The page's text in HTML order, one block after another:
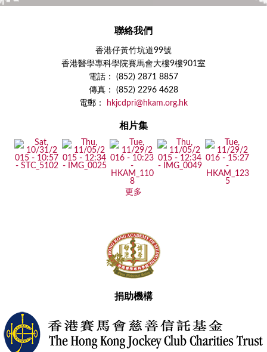
聯絡我們
香港仔黃竹坑道99號
香港醫學專科學院賽馬會大樓9樓901室
電話： (852) 2871 8857
傳真： (852) 2296 4628
電郵：
hkjcdpri@hkam.org.hk
相片集
更多
捐助機構